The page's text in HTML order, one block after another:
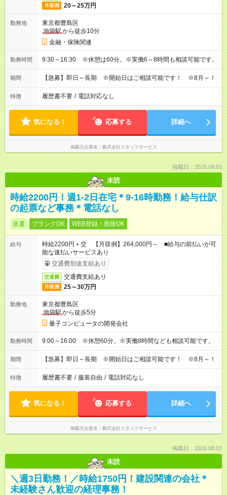
月収例 20～25万円
勤務地
東京都豊島区
池袋駅から徒歩10分
金融・保険関連
勤務時間 9:30～16:30 ※休憩は60分。※実働6～8時間も相談可能です。
期間 【急募】即日～長期 ※開始日はご相談可能です！ ※8月～！
特徴 履歴書不要 / 電話対応なし
気になる！ 応募する 詳細へ
掲載元企業名 株式会社スタッフサービス
掲載日：2026.08.03
未読
時給2200円！週1-2日在宅＊9-16時勤務！給与仕訳
の起票など事務＊電話なし
派遣 ブランクOK WEB登録・面接OK
給与
時給2200円＋交 【月収例】264,000円～ ■給与の前払いが可
能な速払いサービスあり
交通費別途支給あり
交通費 交通費支給あり
月収例 25～30万円
勤務地
東京都豊島区
池袋駅から徒歩5分
量子コンピュータの開発会社
勤務時間 9:00～16:00 ※休憩60分。※実働8時間なども相談可能です。
期間 【急募】即日～長期 ※開始日はご相談可能です！ ※8月～！
特徴 履歴書不要 / 服装自由 / 電話対応なし
気になる！ 応募する 詳細へ
掲載元企業名 株式会社スタッフサービス
掲載日：2026.08.03
未読
＼週3日勤務！／時給1750円！建設関連の会社＊
未経験さん歓迎の経理事務！